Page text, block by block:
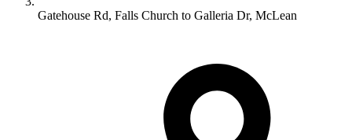
Gatehouse Rd, Falls Church to Galleria Dr, McLean